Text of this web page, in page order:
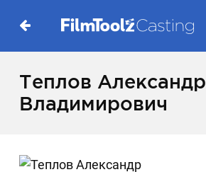
Теплов Александр
Владимирович